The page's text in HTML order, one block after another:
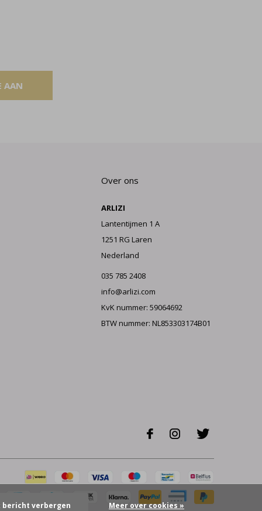
AAN
Over ons
ARLIZI
Lantentijmen 1 A
1251 RG Laren
Nederland
035 785 2408
info@arlizi.com
KvK nummer: 59064692
BTW nummer: NL853303174B01
bericht verbergen Meer over cookies »